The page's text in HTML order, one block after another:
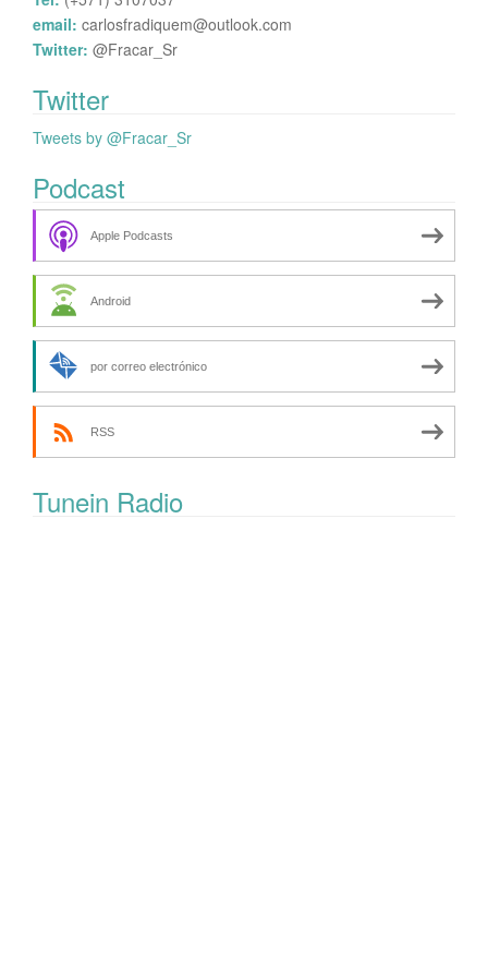
email: carlosfradiquem@outlook.com
Twitter: @Fracar_Sr
Twitter
Tweets by @Fracar_Sr
Podcast
Apple Podcasts
Android
por correo electrónico
RSS
Tunein Radio